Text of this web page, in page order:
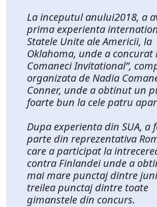
La inceputul anului2018, a
prima experienta
Statele Unite ale Americii, la
Oklahoma, unde a concurat
Comaneci Invitational”,
organizata de Nadia
Conner, unde a obtinut un
foarte bun la cele patru
Dupa experienta din SUA, a
parte din reprezentativa
care a participat la
contra Finlandei unde a
mai mare punctaj dintre
treilea punctaj dintre toate
gimanstele din concurs.